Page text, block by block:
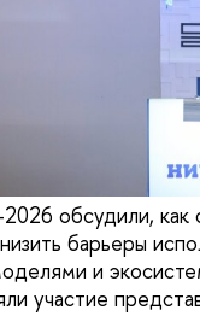
обсудили, как
барьеры
и
участие